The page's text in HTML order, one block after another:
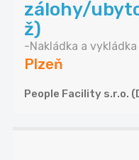
zálohy/
ž)
-Nakládka a
Plzeň
People Facility s.r.o.